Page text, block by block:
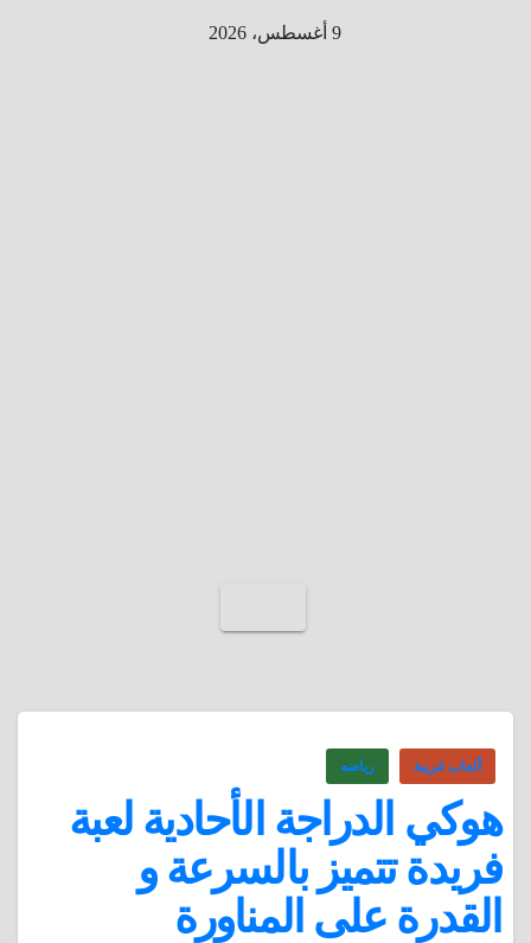
9 أغسطس، 2026
ألعاب غريبة رياضه
هوكي الدراجة الأحادية لعبة
فريدة تتميز بالسرعة و
القدرة على المناورة